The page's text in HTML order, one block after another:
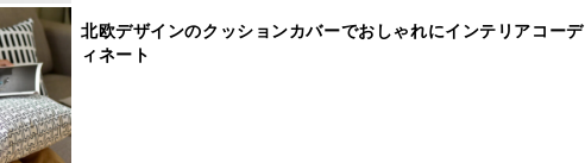
北欧デザインのクッションカバーでおしゃれにインテリアコーデ
ィネート